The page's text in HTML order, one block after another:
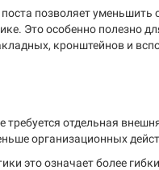
позволяет уменьшить
Это особенно полезно
кронштейнов и
отдельная
организационных
это означает более